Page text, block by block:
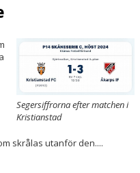
Segersiffrorna efter matchen i
Kristianstad
skrålas utanför den....